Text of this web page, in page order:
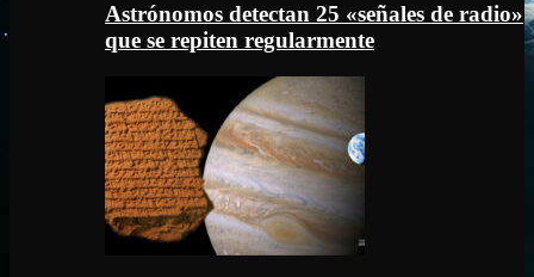
Astrónomos detectan 25 «señales de radio»
que se repiten regularmente